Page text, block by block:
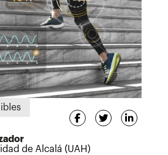
de Alcalá (UAH)